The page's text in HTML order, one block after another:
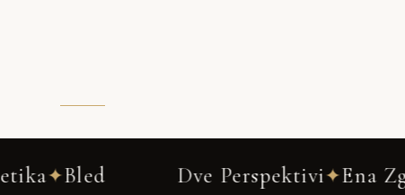
Dve Perspektivi Ena Zgodba